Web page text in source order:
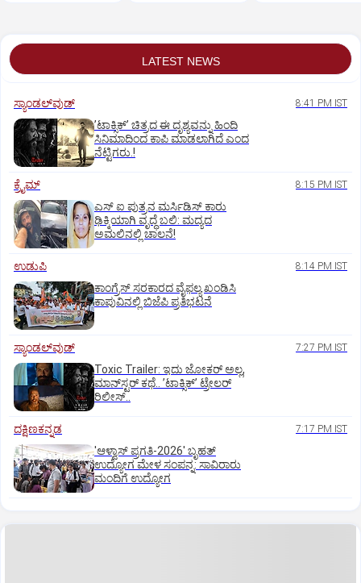
LATEST NEWS
ಸ್ಯಾಂಡಲ್‌ವುಡ್‌ 8:41 PM IST
ʼಟಾಕ್ಸಿಕ್‌ʼ ಚಿತ್ರದ ಈ ದೃಶ್ಯವನ್ನು ಹಿಂದಿ
ಸಿನಿಮಾದಿಂದ ಕಾಪಿ ಮಾಡಲಾಗಿದೆ ಎಂದ
ನೆಟ್ಟಿಗರು.!
ಕ್ರೈಮ್ 8:15 PM IST
ಎಸ್ ಐ ಪುತ್ರನ ಮರ್ಸಿಡಿಸ್‌ ಕಾರು
ಢಿಕ್ಕಿಯಾಗಿ ವೃದ್ಧೆ ಬಲಿ: ಮದ್ಯದ
ಅಮಲಿನಲ್ಲಿ ಚಾಲನೆ!
ಉಡುಪಿ 8:14 PM IST
ಕಾಂಗ್ರೆಸ್ ಸರಕಾರದ ವೈಫಲ್ಯ ಖಂಡಿಸಿ
ಕಾಪುವಿನಲ್ಲಿ ಬಿಜೆಪಿ ಪ್ರತಿಭಟನೆ
ಸ್ಯಾಂಡಲ್‌ವುಡ್‌ 7:27 PM IST
Toxic Trailer: ಇದು ಜೋಕರ್‌ ಅಲ್ಲ,
ಮಾನ್‌ಸ್ಟರ್‌ ಕಥೆ.. ʼಟಾಕ್ಸಿಕ್‌ʼ ಟ್ರೇಲರ್‌
ರಿಲೀಸ್..
ದಕ್ಷಿಣಕನ್ನಡ 7:17 PM IST
'ಆಳ್ವಾಸ್‌ ಪ್ರಗತಿ-2026' ಬೃಹತ್
ಉದ್ಯೋಗ ಮೇಳ ಸಂಪನ್ನ: ಸಾವಿರಾರು
ಮಂದಿಗೆ ಉದ್ಯೋಗ